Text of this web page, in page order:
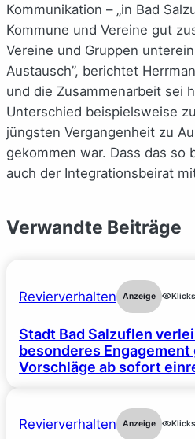
Kommunikation – „in Bad
Kommune und Vereine gut
Vereine und Gruppen
Austausch”, berichtet
und die Zusammenarbeit sei
Unterschied beispielsweise
jüngsten Vergangenheit zu
gekommen war. Dass das so
auch der Integrationsbeirat
Verwandte Beiträge
Revierverhalten Anzeige
Stadt Bad Salzuflen
besonderes
Vorschläge ab sofort
Revierverhalten Anzeige